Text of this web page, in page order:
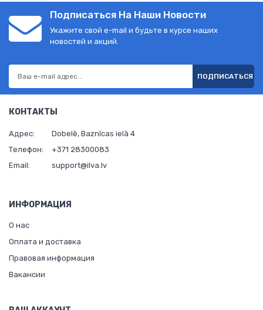
Подписаться На Наши Новости
Укажите свой e-mail и будьте в курсе наших
новостей и акций.
ПОДПИСАТЬСЯ
КОНТАКТЫ
Адрес:
Dobelē, Baznīcas ielā 4
Телефон:
+371 28300083
Email:
support@ilva.lv
ИНФОРМАЦИЯ
О нас
Оплата и доставка
Правовая информация
Вакансии